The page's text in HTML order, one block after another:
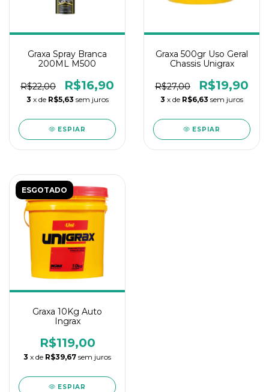
Graxa Spray Branca
200ML M500
R$22,00 R$16,90
3 x de R$5,63 sem juros
ESPIAR
Graxa 500gr Uso Geral
Chassis Unigrax
R$27,00 R$19,90
3 x de R$6,63 sem juros
ESPIAR
ESGOTADO
Graxa 10Kg Auto
Ingrax
R$119,00
3 x de R$39,67 sem juros
ESPIAR